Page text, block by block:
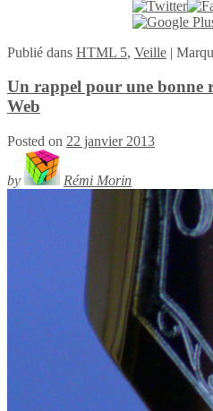
Publié dans HTML 5, Veille |
Un rappel pour une bonne
Web
Posted on 22 janvier 2013
by Rémi Morin